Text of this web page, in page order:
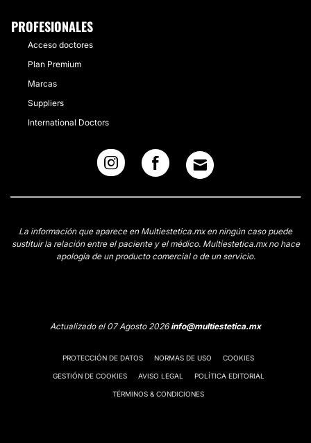
PROFESIONALES
Acceso doctores
Plan Premium
Marcas
Suppliers
International Doctors
La información que aparece en Multiestetica.mx en ningún caso puede
sustituir la relación entre el paciente y el médico. Multiestetica.mx no hace
apología de un producto comercial o de un servicio.
Actualizado el 07 Agosto 2026info@multiestetica.mx
PROTECCIÓN DE DATOS NORMAS DE USO COOKIES
GESTIÓN DE COOKIES AVISO LEGAL POLÍTICA EDITORIAL
TÉRMINOS & CONDICIONES